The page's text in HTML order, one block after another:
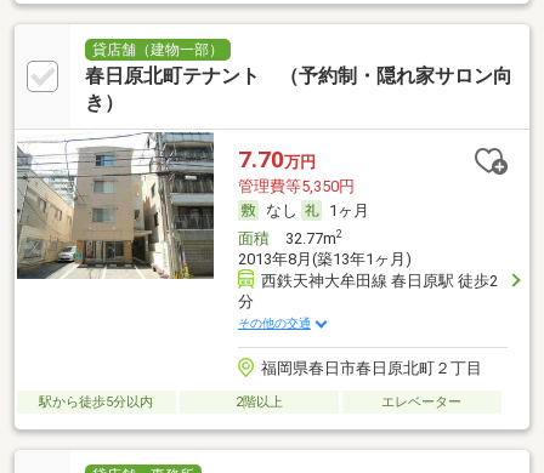
貸店舗（建物一部）
春日原北町テナント （予約制・隠れ家サロン向
き）
7.70万円
管理費等5,350円
なし
1ヶ月
面積32.77m2
2013年8月(築13年1ヶ月)
西鉄天神大牟田線 春日原駅 徒歩2
分
その他の交通
福岡県春日市春日原北町２丁目
駅から徒歩5分以内 2階以上 エレベーター